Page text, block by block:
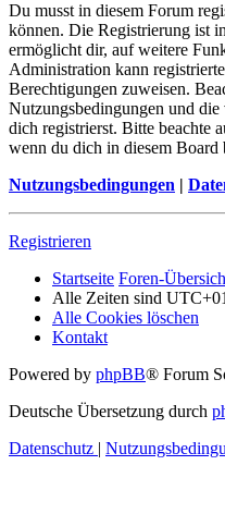
Du musst in diesem Forum
können. Die Registrierung ist
ermöglicht dir, auf weitere
Administration kann
Berechtigungen zuweisen.
Nutzungsbedingungen und
dich registrierst. Bitte beachte
wenn du dich in diesem Board
Nutzungsbedingungen |
Registrieren
Startseite Foren-
Alle Zeiten sind
Alle Cookies löschen
Kontakt
Powered by phpBB® Forum
Deutsche Übersetzung durch
Datenschutz |